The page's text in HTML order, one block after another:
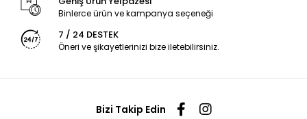
Binlerce ürün ve kampanya seçeneği
7 / 24 DESTEK
Öneri ve şikayetlerinizi bize iletebilirsiniz.
Bizi Takip Edin